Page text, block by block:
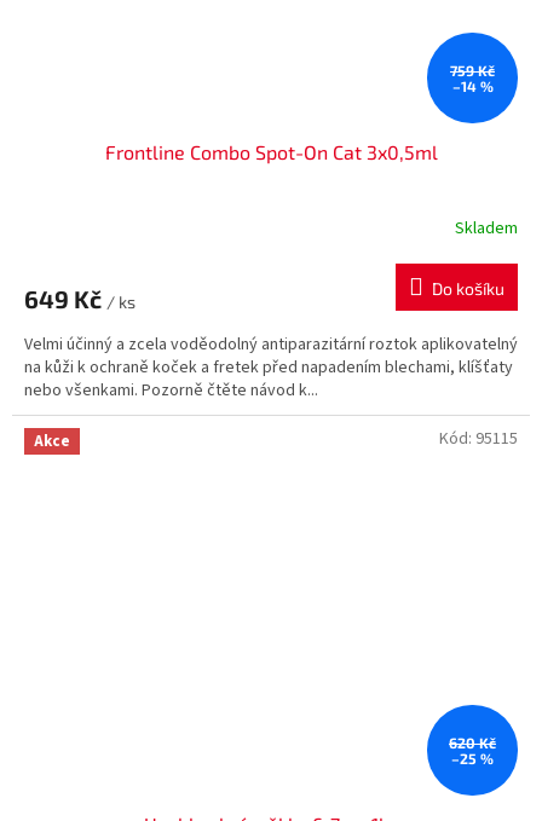
759 Kč
–14 %
Frontline Combo Spot-On Cat 3x0,5ml
Skladem
649 Kč / ks
Do košíku
Velmi účinný a zcela voděodolný antiparazitární roztok aplikovatelný
na kůži k ochraně koček a fretek před napadením blechami, klíšťaty
nebo všenkami. Pozorně čtěte návod k...
Akce
620 Kč
–25 %
Kód: 95115